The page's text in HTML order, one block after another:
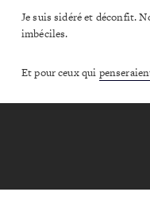
Je suis sidéré et déconfit.
imbéciles.
Et pour ceux qui